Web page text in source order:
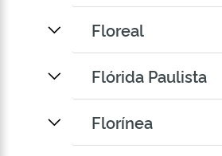
Floreal
Flórida Paulista
Florínea